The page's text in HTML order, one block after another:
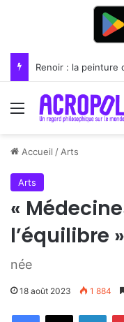
Renoir : la peinture
Menu
Accueil / Arts
Arts
«
l’équilibre »
née
18 août 2023 1 884